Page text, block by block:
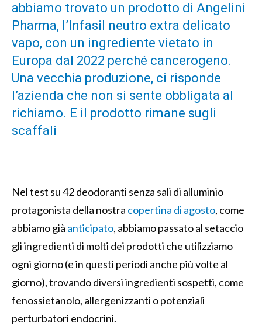
abbiamo trovato un prodotto di Angelini
Pharma, l’Infasil neutro extra delicato
vapo, con un ingrediente vietato in
Europa dal 2022 perché cancerogeno.
Una vecchia produzione, ci risponde
l’azienda che non si sente obbligata al
richiamo. E il prodotto rimane sugli
scaffali
Nel test su 42 deodoranti senza sali di alluminio
protagonista della nostra copertina di agosto, come
abbiamo già anticipato, abbiamo passato al setaccio
gli ingredienti di molti dei prodotti che utilizziamo
ogni giorno (e in questi periodi anche più volte al
giorno), trovando diversi ingredienti sospetti, come
fenossietanolo, allergenizzanti o potenziali
perturbatori endocrini.